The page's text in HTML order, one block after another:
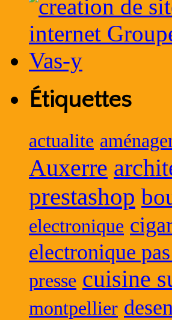
Étiquettes
actualite
Auxerre
prestashop
electronique
electronique
presse cuisine
montpellier